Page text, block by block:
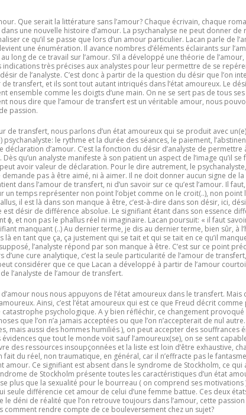
Que serait la littérature sans l’amour? Chaque écrivain, chaque
une nouvelle histoire d’amour. La psychanalyse ne peut donner de
ce qu’il se passe que lors d’un amour particulier. Lacan parle de
une énumération. Il avance nombres d’éléments éclairants sur
long de ce travail sur l’amour. S’il a développé une théorie de l’amour,
indications très précises aux analystes pour leur permettre de se
de l’analyste. C’est donc à partir de la question du désir que l’on
transfert, et ils sont tout autant intriqués dans l’état amoureux. Le
ensemble comme les doigts d’une main. On ne se sert pas de tous
nous dire que l’amour de transfert est un véritable amour, nous
passion.
transfert, nous parlons d’un état amoureux qui se produit avec un(e)
le rythme et la durée des séances, le paiement,
déclaration d’amour. C’est la fonction du désir d’analyste de
qu’un analyste manifeste à son patient un aspect de l’image qu’il
avoir valeur de déclaration. Pour le dire autrement, le
demande pas à être aimé, ni à aimer. Il ne doit donner aucun signe de
dans l’amour de transfert, ni d’un savoir sur ce qu’est l’amour. Il
temps représenter non point l’objet comme on le croit(..), non point
il est là dans son manque à être, c’est-à-dire dans son désir, ici,
est désir de différence absolue. Le signifiant étant dans son essence
ϕ, et non pas le phallus réel ni imaginaire. Lacan poursuit: « il faut
manquant (..) Au dernier terme, je dis au dernier terme, bien sûr, à l’
là en tant que ça, ça justement qui se tait et qui se tait en ce qu’il
l’analyste répond par son manque à être. C’est sur ce point
d’une cure analytique, c’est la seule particularité de l’amour de
considérer que ce que Lacan a développé à partir de l’amour
l’analyste de l’amour de transfert.
nous nous appuyons de l’état amoureux dans le transfert. Mais
Ainsi, c’est l’état amoureux qui est ce que Freud décrit
psychologique. A y bien réfléchir, ce changement provoqué
que l’on n’a jamais acceptées ou que l’on n’accepterait de nul
mais aussi des hommes humiliés ), on peut accepter des souffrances
que tout le monde voit sauf l’amoureux(se), on se sent
des ressources insoupçonnées et la liste est loin d’être exhaustive,
fait du réel, non traumatique, en général, car il n’effracte pas le
amour. Ce signifiant est absent dans le syndrome de Stockholm, ce qui
de Stockholm présente toutes les caractéristiques d’un état
plus que la sexualité pour le bourreau ( on comprend ses motivations
seule différencie cet amour de celui d’une femme battue. Ces deux
le déni de réalité que l’on retrouve toujours dans l’amour, cette
comment rendre compte de ce bouleversement chez un sujet?